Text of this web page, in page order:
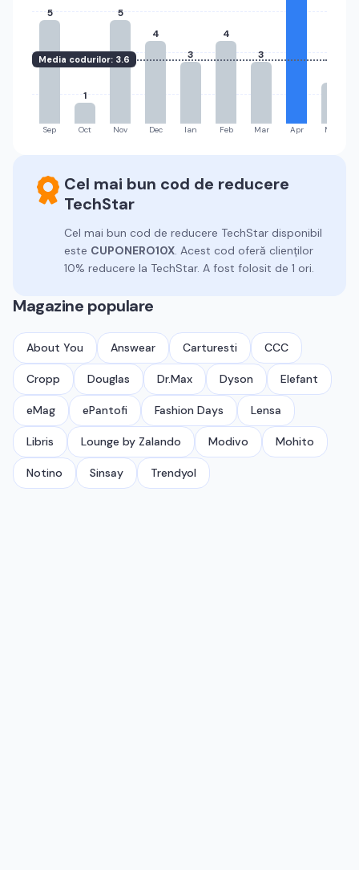
Media codurilor: 3.6
5
Sep
1
Oct
5
Nov
4
Dec
3
Ian
4
Feb
3
Mar Apr Mai
Cel mai bun cod de reducere
TechStar
Cel mai bun cod de reducere TechStar disponibil
este CUPONERO10X. Acest cod oferă clienților
10% reducere la TechStar. A fost folosit de 1 ori.
Magazine populare
About You Answear Carturesti CCC
Cropp Douglas Dr.Max Dyson Elefant
eMag ePantofi Fashion Days Lensa
Libris Lounge by Zalando Modivo Mohito
Notino Sinsay Trendyol